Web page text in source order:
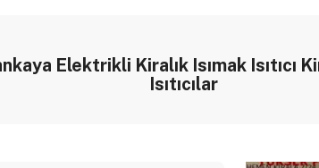
Elektrikli Kiralık Isımak Isıtıcı
Isıtıcılar